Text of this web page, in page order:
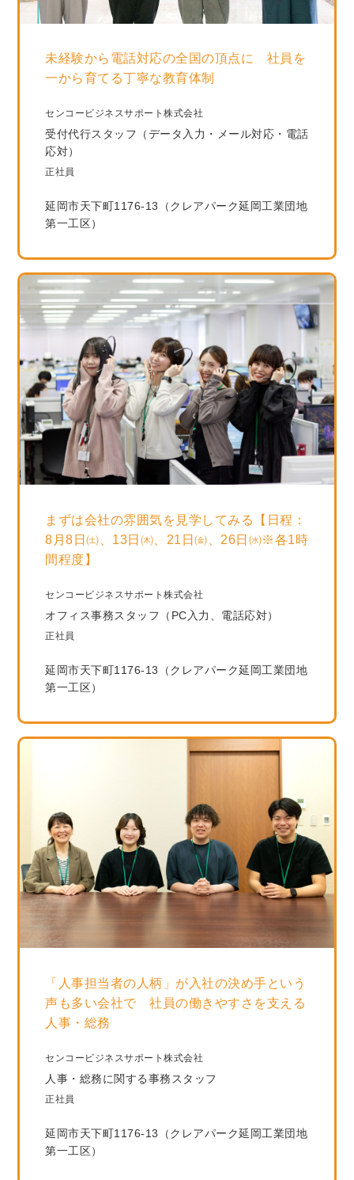
未経験から電話対応の全国の頂点に 社員を
一から育てる丁寧な教育体制
センコービジネスサポート株式会社
受付代行スタッフ（データ入力・メール対応・電話
応対）
正社員
延岡市天下町1176-13（クレアパーク延岡工業団地
第一工区）
まずは会社の雰囲気を見学してみる【日程：
8月8日㈯、13日㈭、21日㈮、26日㈬※各1時
間程度】
センコービジネスサポート株式会社
オフィス事務スタッフ（PC入力、電話応対）
正社員
延岡市天下町1176-13（クレアパーク延岡工業団地
第一工区）
「人事担当者の人柄」が入社の決め手という
声も多い会社で 社員の働きやすさを支える
人事・総務
センコービジネスサポート株式会社
人事・総務に関する事務スタッフ
正社員
延岡市天下町1176-13（クレアパーク延岡工業団地
第一工区）